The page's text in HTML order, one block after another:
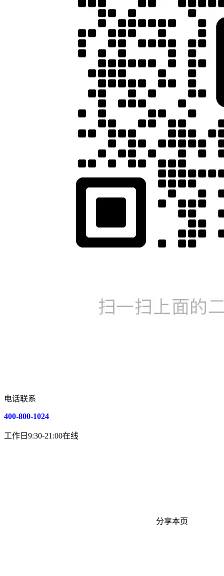
电话联系
400-800-1024
工作日9:30-21:00在线
分享本页